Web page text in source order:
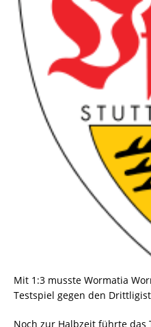
Mit 1:3 musste Wormatia
Testspiel gegen den
Noch zur Halbzeit führte das